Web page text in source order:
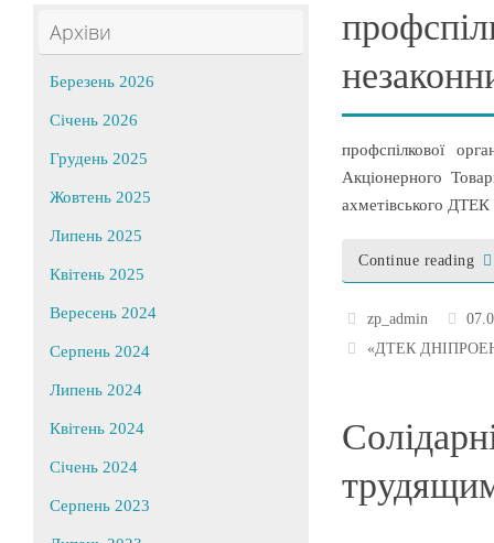
профспілкової
Акціонерного
ахметівського ДТЕК
Continue reading
zp_admin
«ДТЕК
Архіви
Березень 2026
Січень 2026
Грудень 2025
Жовтень 2025
Липень 2025
Квітень 2025
Вересень 2024
Серпень 2024
Липень 2024
Квітень 2024
Січень 2024
Серпень 2023